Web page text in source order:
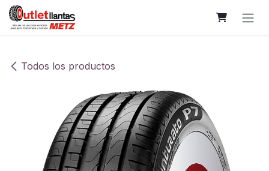
Ir al contenido
Todos los productos